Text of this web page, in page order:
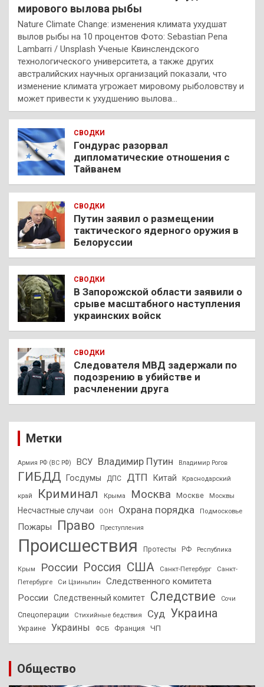
мирового вылова рыбы
Nature Climate Change: изменения климата ухудшат
вылов рыбы на 10 процентов Фото: Sebastian Pena
Lambarri / Unsplash Ученые Квинслендского
технологического университета, а также других
австралийских научных организаций показали, что
изменение климата угрожает мировому рыболовству и
может привести к ухудшению вылова…
СВОДКИ
Гондурас разорвал
дипломатические отношения с
Тайванем
СВОДКИ
Путин заявил о размещении
тактического ядерного оружия в
Белоруссии
СВОДКИ
В Запорожской области заявили о
срыве масштабного наступления
украинских войск
СВОДКИ
Следователя МВД задержали по
подозрению в убийстве и
расчленении друга
Метки
Армия РФ (ВС РФ) ВСУ Владимир Путин Владимир Рогов
ГИБДД Госдумы ДПС ДТП Китай Краснодарский
край Криминал Крыма Москва Москве Москвы
Несчастные случаи ООН Охрана порядка Подмосковье
Пожары Право Преступления
Происшествия Протесты РФ Республика
Крым России Россия США Санкт-Петербург
Санкт-
Петербурге
Си Цзиньпин
Следственного комитета
России
Следственный комитет Следствие Сочи
Спецоперации Стихийные бедствия Суд Украина
Украине Украины ФСБ Франция ЧП
Общество